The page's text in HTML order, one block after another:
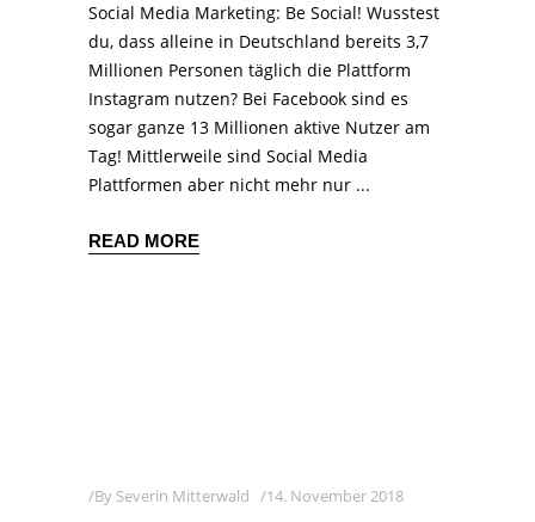
Social Media Marketing: Be Social! Wusstest
du, dass alleine in Deutschland bereits 3,7
Millionen Personen täglich die Plattform
Instagram nutzen? Bei Facebook sind es
sogar ganze 13 Millionen aktive Nutzer am
Tag! Mittlerweile sind Social Media
Plattformen aber nicht mehr nur
READ MORE
By Severin Mitterwald 14. November 2018